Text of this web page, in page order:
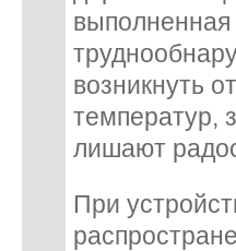
возникнуть
температур,
лишают
При